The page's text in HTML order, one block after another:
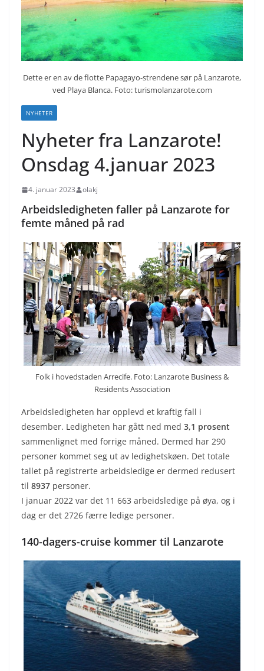
Dette er en av de flotte Papagayo-strendene sør på Lanzarote,
ved Playa Blanca. Foto: turismolanzarote.com
NYHETER
Nyheter fra Lanzarote!
Onsdag 4.januar 2023
4. januar 2023 olakj
Arbeidsledigheten faller på Lanzarote for
femte måned på rad
Folk i hovedstaden Arrecife. Foto: Lanzarote Business &
Residents Association
Arbeidsledigheten har opplevd et kraftig fall i
desember. Ledigheten har gått ned med 3,1 prosent
sammenlignet med forrige måned. Dermed har 290
personer kommet seg ut av ledighetskøen. Det totale
tallet på registrerte arbeidsledige er dermed redusert
til 8937 personer.
I januar 2022 var det 11 663 arbeidsledige på øya, og i
dag er det 2726 færre ledige personer.
140-dagers-cruise kommer til Lanzarote